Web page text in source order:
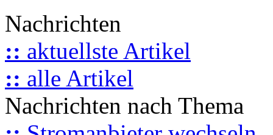
Nachrichten
:: aktuellste Artikel
:: alle Artikel
Nachrichten nach Thema